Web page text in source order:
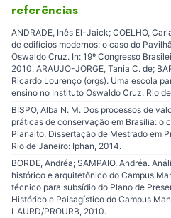
referências
ANDRADE, Inês El-Jaick; COELHO,
de edifícios modernos: o caso do
Oswaldo Cruz. In: 19º Congresso
2010. ARAUJO-JORGE, Tania C. de;
Ricardo Lourenço (orgs). Uma escola
ensino no Instituto Oswaldo Cruz. Rio
BISPO, Alba N. M. Dos processos de
práticas de conservação em Brasília: o
Planalto. Dissertação de Mestrado em
Rio de Janeiro: Iphan, 2014.
BORDE, Andréa; SAMPAIO, Andréa.
histórico e arquitetônico do Campus
técnico para subsídio do Plano de
Histórico e Paisagístico do Campus
LAURD/PROURB, 2010.